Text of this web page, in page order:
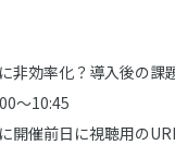
効率化？導入後の課
～10:45
催前日に視聴用の